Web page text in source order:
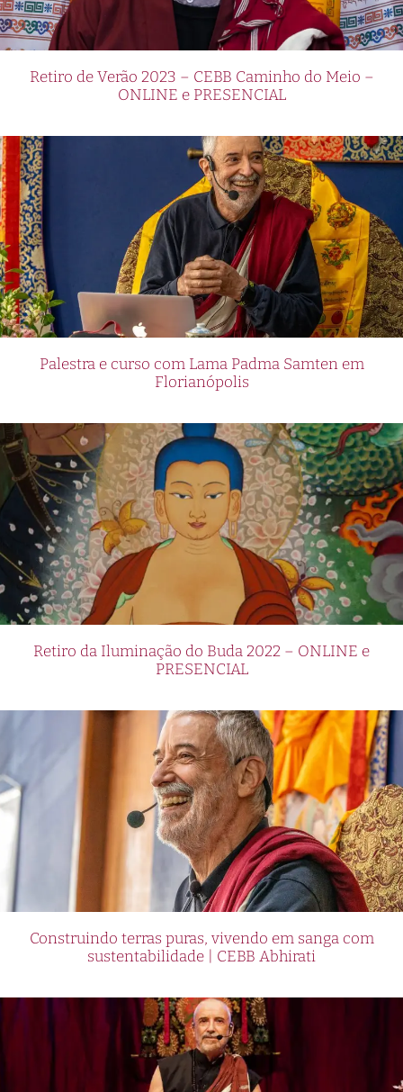
Retiro de Verão 2023 – CEBB Caminho do Meio –
ONLINE e PRESENCIAL
Palestra e curso com Lama Padma Samten em
Florianópolis
Retiro da Iluminação do Buda 2022 – ONLINE e
PRESENCIAL
Construindo terras puras, vivendo em sanga com
sustentabilidade | CEBB Abhirati